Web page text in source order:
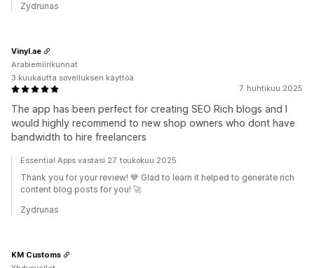
Zydrunas
7. huhtikuu 2025
The app has been perfect for creating SEO Rich blogs and I
would highly recommend to new shop owners who dont have
bandwidth to hire freelancers
Vinyl.ae
Arabiemiirikunnat
3 kuukautta sovelluksen käyttöä
Essential Apps vastasi 27. toukokuu 2025
Thank you for your review! 💙 Glad to learn it helped to generate rich
content blog posts for you! 🚀
Zydrunas
KM Customs